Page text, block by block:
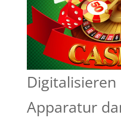
Apparatur